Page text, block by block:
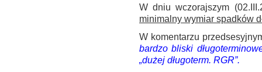
W dniu wczorajszym
minimalny wymiar spadków
W komentarzu
bardzo bliski
„dużej długoterm. RGR”.